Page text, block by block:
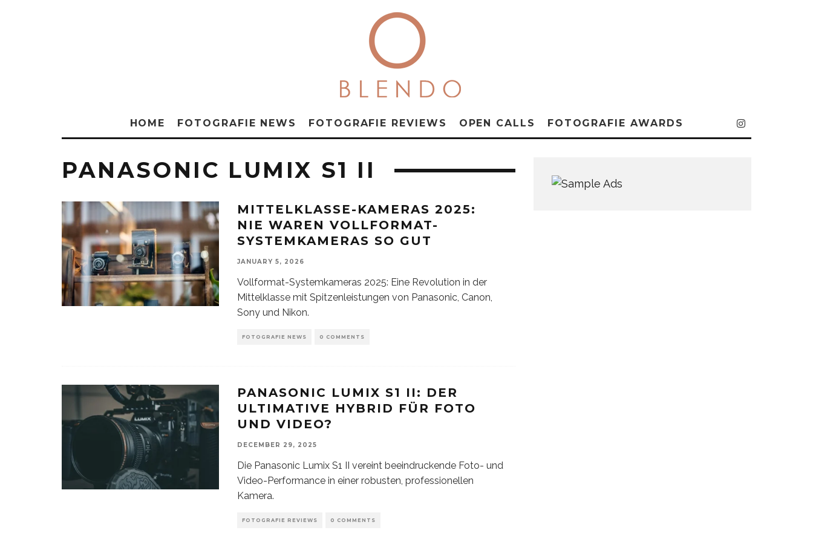
HOME FOTOGRAFIE NEWS FOTOGRAFIE REVIEWS OPEN CALLS FOTOGRAFIE AWARDS
PANASONIC LUMIX S1 II
MITTELKLASSE-KAMERAS 2025:
NIE WAREN VOLLFORMAT-
SYSTEMKAMERAS SO GUT
JANUARY 5, 2026
Vollformat-Systemkameras 2025: Eine Revolution in der
Mittelklasse mit Spitzenleistungen von Panasonic, Canon,
Sony und Nikon.
FOTOGRAFIE NEWS 0 COMMENTS
PANASONIC LUMIX S1 II: DER
ULTIMATIVE HYBRID FÜR FOTO
UND VIDEO?
DECEMBER 29, 2025
Die Panasonic Lumix S1 II vereint beeindruckende Foto- und
Video-Performance in einer robusten, professionellen
Kamera.
FOTOGRAFIE REVIEWS 0 COMMENTS